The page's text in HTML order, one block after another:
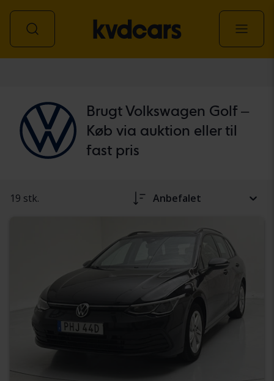
Brugt Volkswagen Golf –
Køb via auktion eller til
fast pris
19 stk. Anbefalet